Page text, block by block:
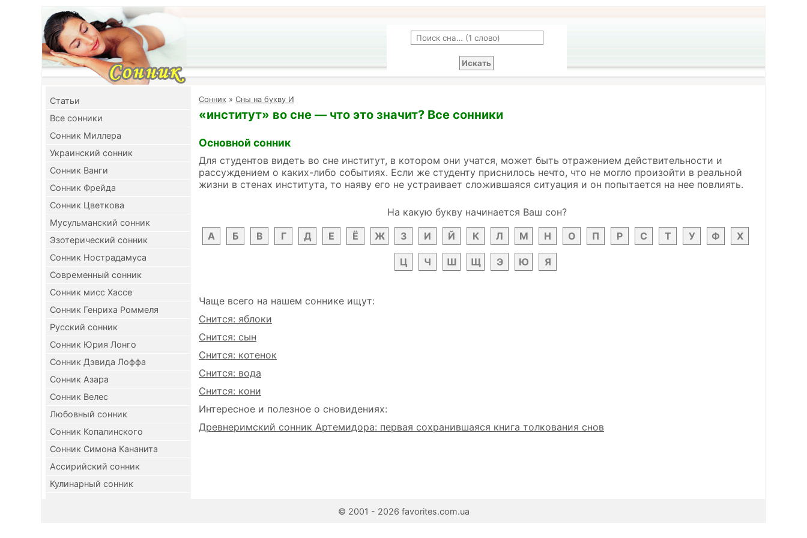
Cтатьи
Все сонники
Сонник Миллера
Украинский сонник
Сонник Ванги
Сонник Фрейда
Сонник Цветкова
Мусульманский сонник
Эзотерический сонник
Сонник Нострадамуса
Современный сонник
Сонник мисс Хассе
Сонник Генриха Роммеля
Русский сонник
Сонник Юрия Лонго
Сонник Дэвида Лоффа
Сонник Азара
Сонник Велес
Любовный сонник
Сонник Копалинского
Сонник Симона Кананита
Ассирийский сонник
Кулинарный сонник
Cонник » Сны на букву И
«институт» во сне — что это значит? Все сонники
Основной сонник
Для студентов видеть во сне институт, в котором они учатся, может быть отражением действительности и
рассуждением о каких-либо событиях. Если же студенту приснилось нечто, что не могло произойти в реальной
жизни в стенах института, то наяву его не устраивает сложившаяся ситуация и он попытается на нее повлиять.
На какую букву начинается Ваш сон?
А
Б В Г Д Е Ё Ж З И Й К Л М Н О П Р С Т У Ф Х
Ц Ч Ш Щ Э Ю Я
Чаще всего на нашем соннике ищут:
Снится: яблоки
Снится: сын
Снится: котенок
Снится: вода
Снится: кони
Интересное и полезное о сновидениях:
Древнеримский сонник Артемидора: первая сохранившаяся книга толкования снов
© 2001 - 2026 favorites.com.ua